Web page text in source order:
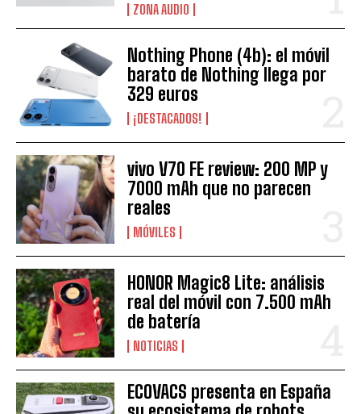
ZONA AUDIO
Nothing Phone (4b): el móvil
barato de Nothing llega por
329 euros
¡DESTACADOS!
vivo V70 FE review: 200 MP y
7000 mAh que no parecen
reales
MÓVILES
HONOR Magic8 Lite: análisis
real del móvil con 7.500 mAh
de batería
NOTICIAS
ECOVACS presenta en España